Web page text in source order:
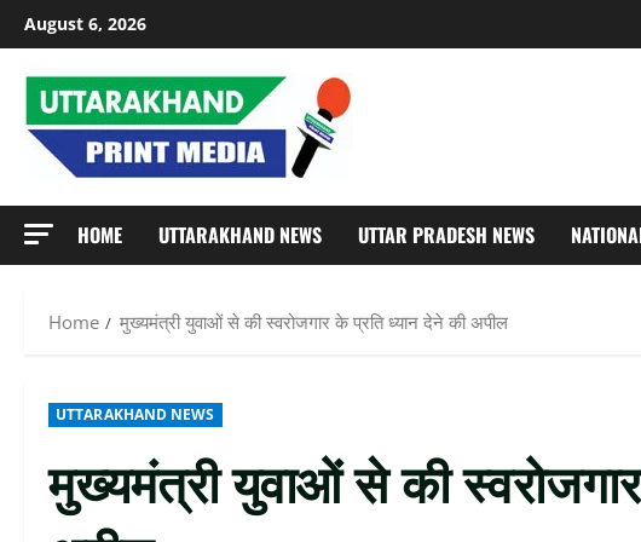
Skip
to
content
August 6, 2026
HOME UTTARAKHAND NEWS UTTAR PRADESH NEWS
Home मुख्यमंत्री युवाओं से की स्वरोजगार के प्रति ध्यान देने की अपील
UTTARAKHAND NEWS
मुख्यमंत्री युवाओं से की